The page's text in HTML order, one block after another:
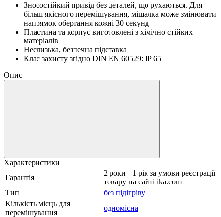
Зносостійкий привід без деталей, що рухаються. Для
більш якісного перемішування, мішалка може змінювати
напрямок обертання кожні 30 секунд
Пластина та корпус виготовлені з хімічно стійких
матеріалів
Неслизька, безпечна підставка
Клас захисту згідно DIN EN 60529: IP 65
Опис
Характеристики
Гарантія
2 роки +1 рік за умови реєстрації
товару на сайті ika.com
Тип
без підігріву
Кількість місць для
перемішування
одномісна